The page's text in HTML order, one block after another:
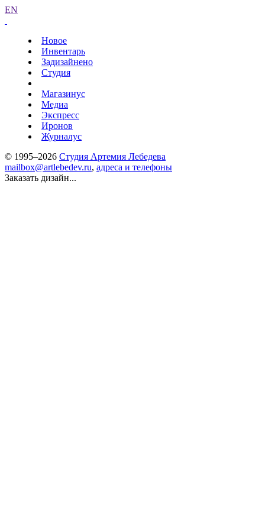
EN
Новое
Инвентарь
Задизайнено
Студия
Магазинус
Медиа
Экспресс
Иронов
Журналус
© 1995–2026 Студия Артемия Лебедева
mailbox@artlebedev.ru, адреса и телефоны
Заказать дизайн...